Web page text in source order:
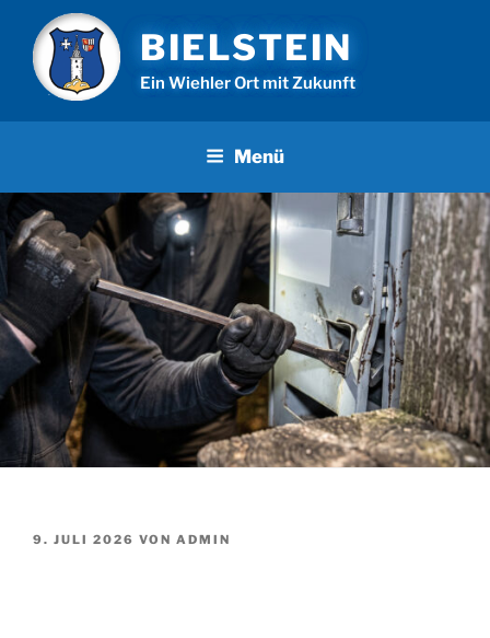
Inhalt
springen
BIELSTEIN
Ein Wiehler Ort mit Zukunft
Menü
VERÖFFENTLICHT
9. JULI 2026 VON ADMIN